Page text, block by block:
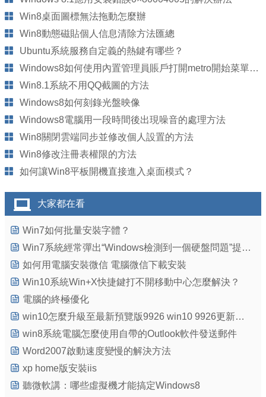
Win8桌面圖標無法拖動怎麼辦
Win8動態磁貼個人信息清除方法匯總
Ubuntu系統服務自定義的熱鍵有哪些？
Windows8如何使用內置管理員賬戶打開metro開始菜單中的應用
Win8.1系統不用QQ截圖的方法
Windows8如何刻錄光盤映像
Windows8電腦用一段時間後出現噪音的處理方法
Win8關閉雲端同步並修改個人設置的方法
Win8修改注冊表權限的方法
如何讓Win8平板開機直接進入桌面模式？
大家都在看
Win7如何批量安裝字體？
Win7系統經常彈出“Windows檢測到一個硬盤問題”提示窗口的故障
如何用電腦安裝微信 電腦微信下載安裝
Win10系統Win+X快捷鍵打不開移動中心怎麼解決？
電腦的終極優化
win10怎麼升級至最新預覽版9926 win10 9926更新步驟
win8系統電腦怎麼使用自帶的Outlook軟件發送郵件
Word2007啟動速度變慢的解決方法
xp home版安裝iis
聽微軟講：哪些虛擬機才能搞定Windows8